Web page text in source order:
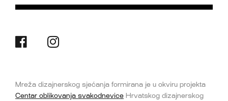
Mreža dizajnerskog sjećanja formirana je u okviru projekta
Centar oblikovanja svakodnevice Hrvatskog dizajnerskog